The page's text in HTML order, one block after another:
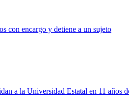
con encargo y detiene a un sujeto
a la Universidad Estatal en 11 años